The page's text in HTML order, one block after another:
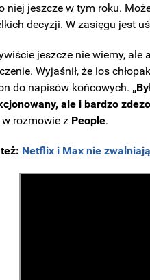
niej jeszcze w tym roku.
decyzji. W zasięgu jest
jeszcze nie wiemy, ale
Wyjaśnił, że los
do napisów końcowych.
ale i bardzo
rozmowie z People.
Netflix i Max nie